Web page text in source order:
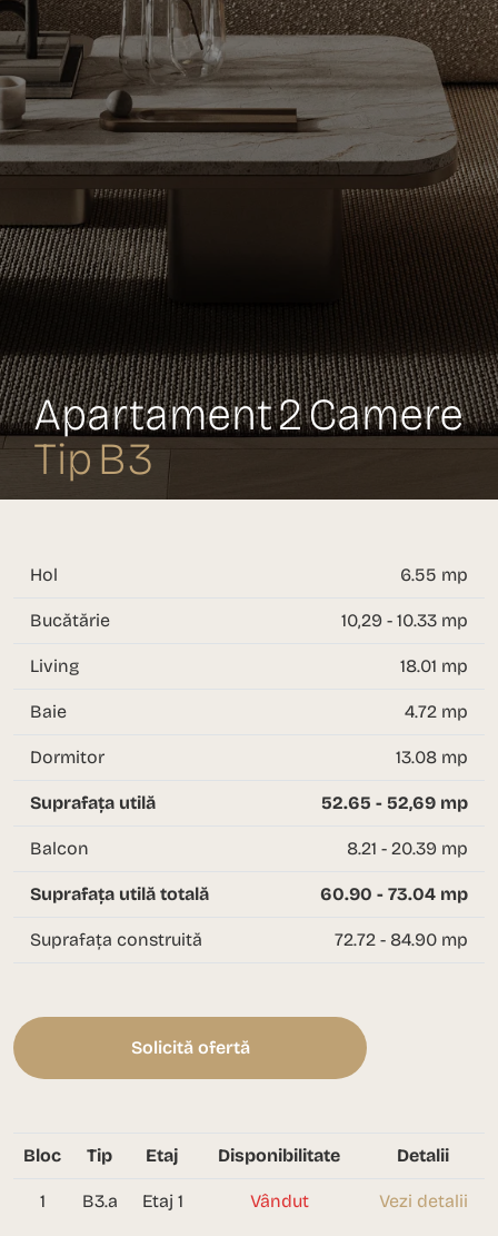
Apartament 2 Camere
Tip B3
Hol 6.55 mp
Bucătărie 10,29 - 10.33 mp
Living 18.01 mp
Baie 4.72 mp
Dormitor 13.08 mp
Suprafața utilă 52.65 - 52,69 mp
Balcon 8.21 - 20.39 mp
Suprafața utilă totală 60.90 - 73.04 mp
Suprafața construită 72.72 - 84.90 mp
Solicită ofertă
Bloc Tip Etaj Disponibilitate Detalii
1 B3.a Etaj 1 Vândut Vezi detalii